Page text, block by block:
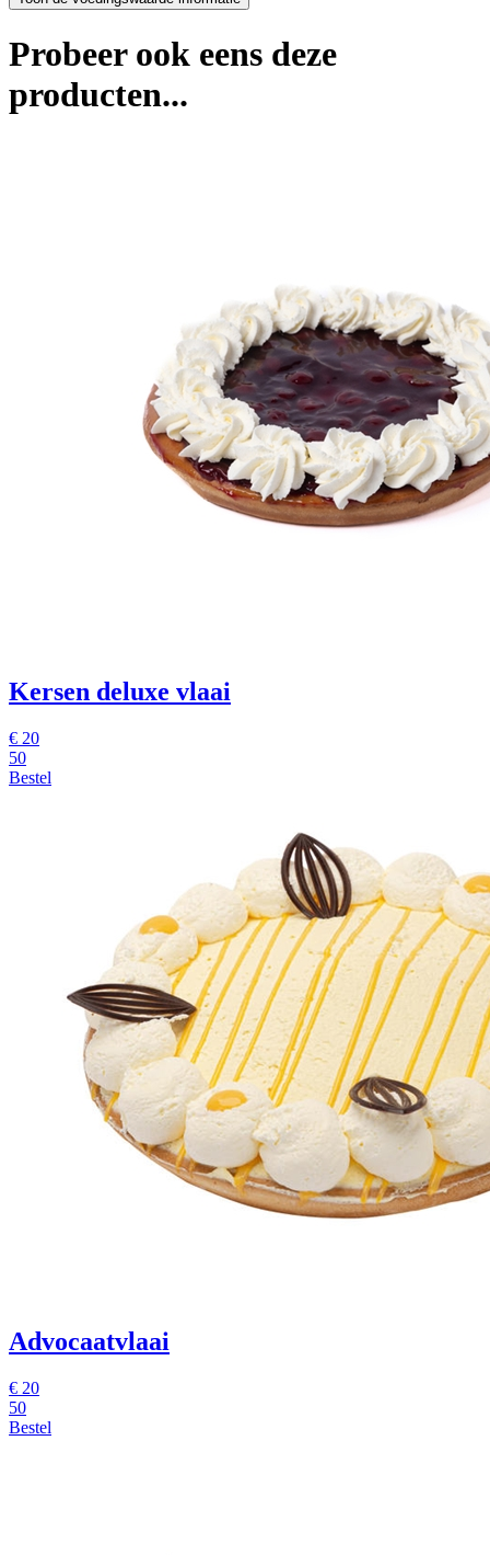
Probeer ook eens deze
producten...
Kersen deluxe vlaai
€ 20
50
Bestel
Advocaatvlaai
€ 20
50
Bestel